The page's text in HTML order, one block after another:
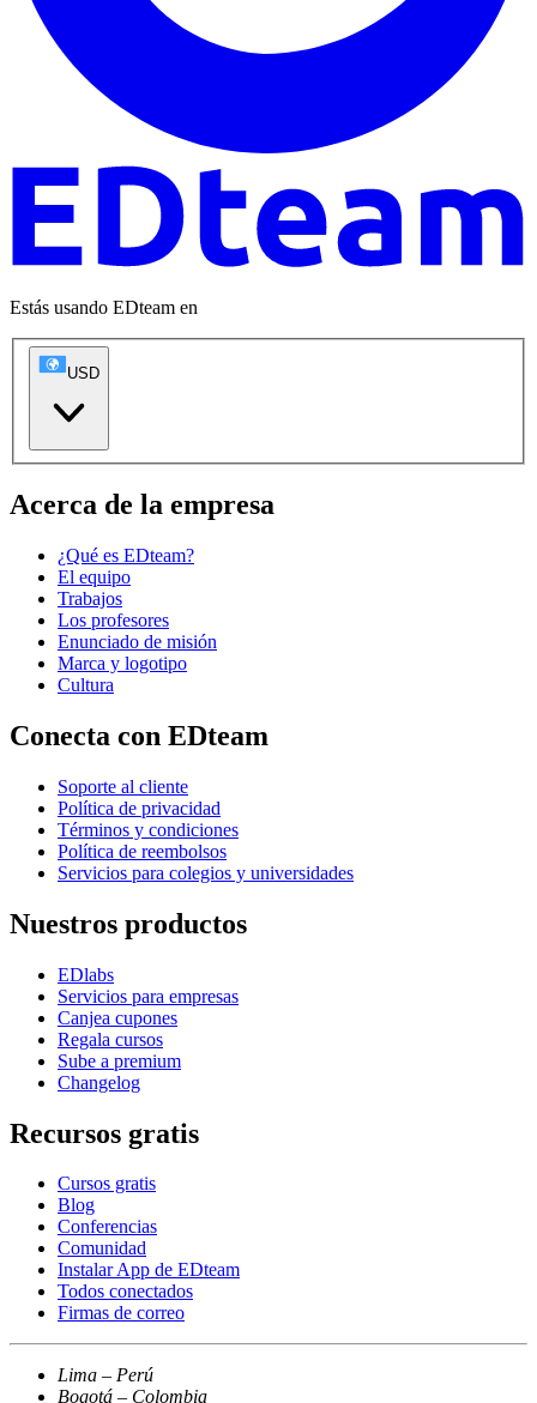
Estás usando EDteam en
USD
Acerca de la empresa
¿Qué es EDteam?
El equipo
Trabajos
Los profesores
Enunciado de misión
Marca y logotipo
Cultura
Conecta con EDteam
Soporte al cliente
Política de privacidad
Términos y condiciones
Política de reembolsos
Servicios para colegios y universidades
Nuestros productos
EDlabs
Servicios para empresas
Canjea cupones
Regala cursos
Sube a premium
Changelog
Recursos gratis
Cursos gratis
Blog
Conferencias
Comunidad
Instalar App de EDteam
Todos conectados
Firmas de correo
Lima – Perú
Bogotá – Colombia